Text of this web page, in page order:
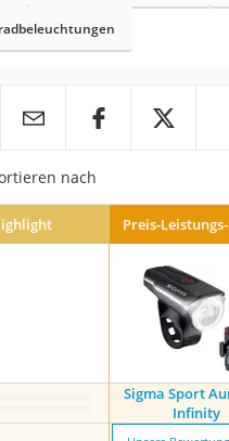
nach
Preis-
Sigma Sport
Infinity